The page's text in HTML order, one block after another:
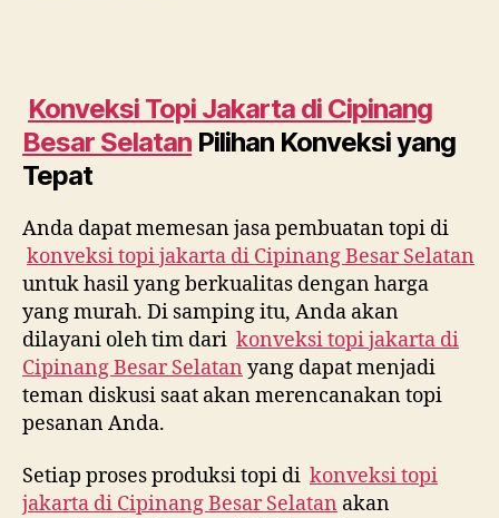
Konveksi Topi Jakarta di Cipinang
Besar Selatan Pilihan Konveksi yang
Tepat
Anda dapat memesan jasa pembuatan topi di
konveksi topi jakarta di Cipinang Besar Selatan
untuk hasil yang berkualitas dengan harga
yang murah. Di samping itu, Anda akan
dilayani oleh tim dari konveksi topi jakarta di
Cipinang Besar Selatan yang dapat menjadi
teman diskusi saat akan merencanakan topi
pesanan Anda.
Setiap proses produksi topi di konveksi topi
jakarta di Cipinang Besar Selatan akan